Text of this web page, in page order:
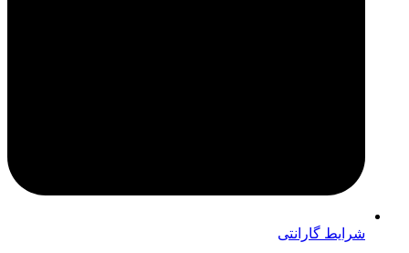
شرایط گارانتی